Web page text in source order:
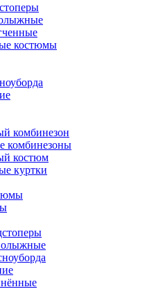
костюмы
комбинезон
комбинезоны
костюм
куртки